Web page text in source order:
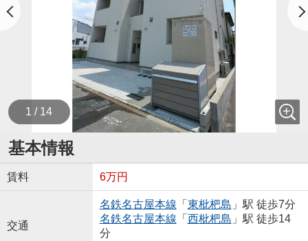
1 / 14
基本情報
賃料 6万円
交通
名鉄名古屋本線 「 東枇杷島 」駅 徒歩7分
名鉄名古屋本線 「 西枇杷島 」駅 徒歩14
分